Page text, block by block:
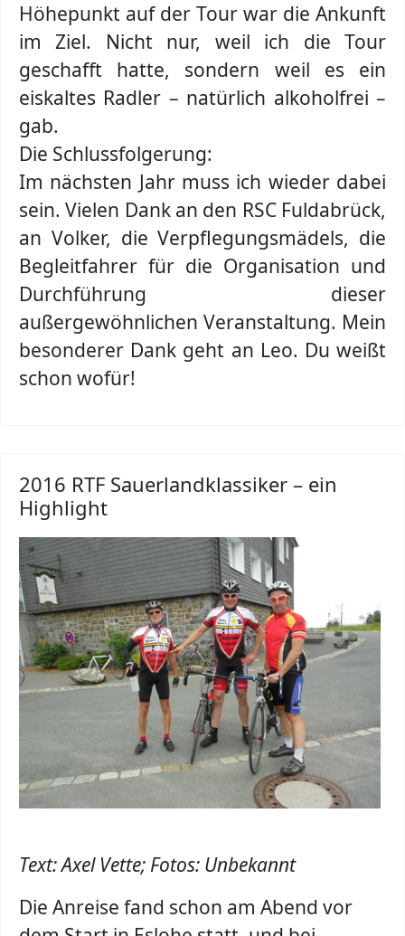
Höhepunkt auf der Tour war die Ankunft
im Ziel. Nicht nur, weil ich die Tour
geschafft hatte, sondern weil es ein
eiskaltes Radler – natürlich alkoholfrei –
gab.
Die Schlussfolgerung:
Im nächsten Jahr muss ich wieder dabei
sein. Vielen Dank an den RSC Fuldabrück,
an Volker, die Verpflegungsmädels, die
Begleitfahrer für die Organisation und
Durchführung dieser
außergewöhnlichen Veranstaltung. Mein
besonderer Dank geht an Leo. Du weißt
schon wofür!
2016 RTF Sauerlandklassiker – ein
Highlight
Text: Axel Vette; Fotos: Unbekannt
Die Anreise fand schon am Abend vor